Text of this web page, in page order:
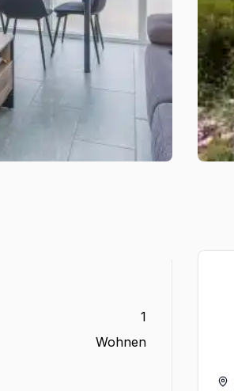
1
Wohnen